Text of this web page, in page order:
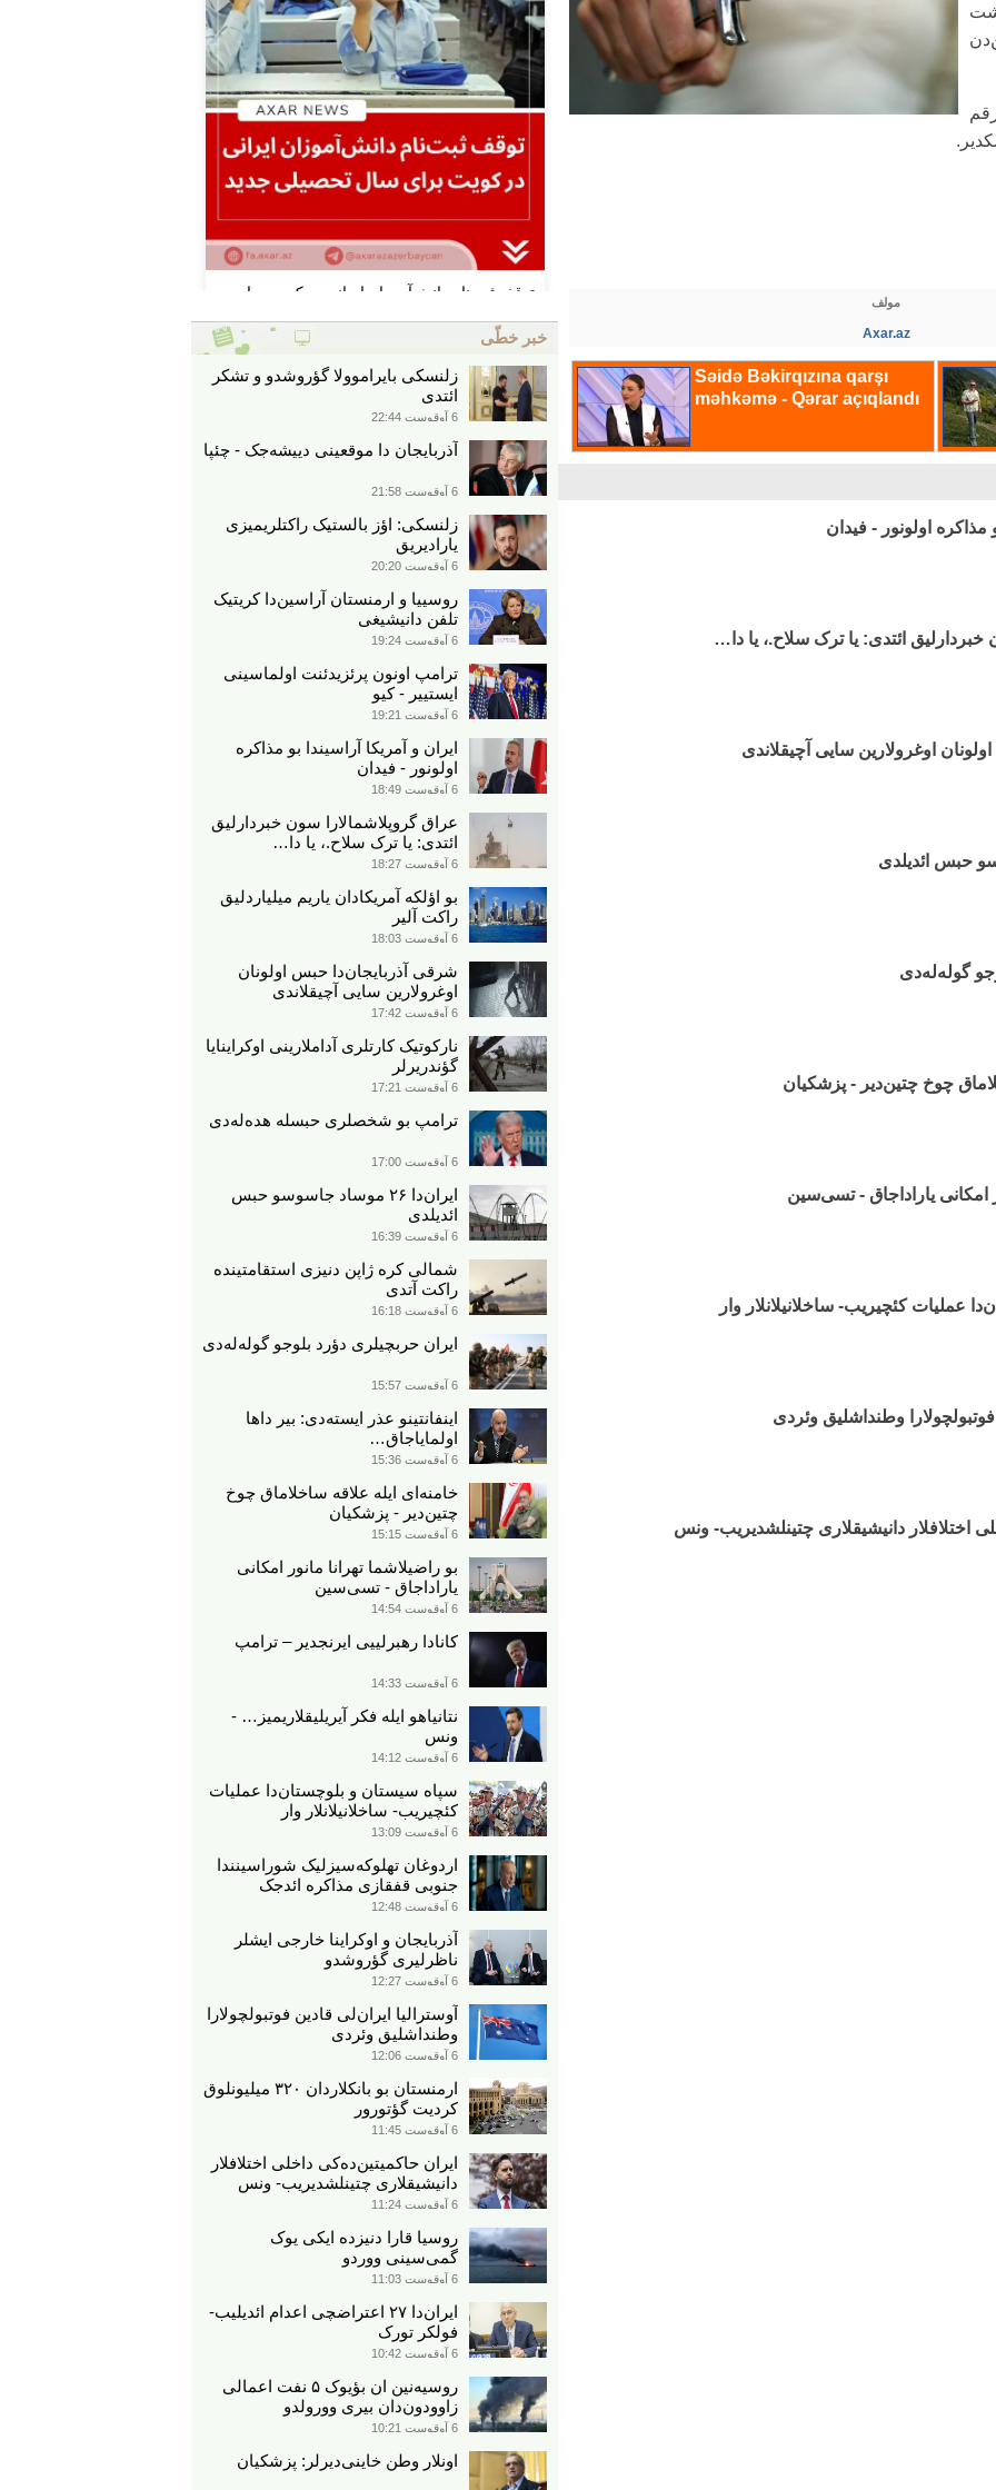
مولف
Axar.az
مذاکره اولونور - فیدان
ائتدی: یا ترک سلاح.، یا دا…
اوغرولارین سایی آچیقلاندی
گوله‌له‌دی
چوخ چتین‌دیر - پزشکیان
امکانی یاراداجاق - تسی‌سین
عملیات کئچیریب- ساخلانیلانلار وار
وطنداشلیق وئردی
اختلافلار دانیشیقلاری چتینلشدیریب- ونس
خبر خطّی
زلنسکی بایراموولا گؤروشدو و تشکر
ائتدی
6 آوقوست 22:44
آذربایجان دا موقعینی دییشه‌جک - چئپا
6 آوقوست 21:58
زلنسکی: اؤز بالستیک راکتلریمیزی
یارادیریق
6 آوقوست 20:20
روسییا و ارمنستان آراسین‌دا کریتیک
تلفن دانیشیغی
6 آوقوست 19:24
ترامپ اونون پرئزیدئنت اولماسینی
ایستییر - کیو
6 آوقوست 19:21
ایران و آمریکا آراسیندا بو مذاکره
اولونور - فیدان
6 آوقوست 18:49
عراق گروپلاشمالارا سون خبردارلیق
ائتدی: یا ترک سلاح.، یا دا…
6 آوقوست 18:27
بو اؤلکه آمریکادان یاریم میلیاردلیق
راکت آلیر
6 آوقوست 18:03
شرقی آذربایجان‌دا حبس اولونان
اوغرولارین سایی آچیقلاندی
6 آوقوست 17:42
نارکوتیک کارتلری آداملارینی اوکراینایا
گؤندریرلر
6 آوقوست 17:21
ترامپ بو شخصلری حبسله هده‌له‌دی
6 آوقوست 17:00
ایران‌دا ۲۶ موساد جاسوسو حبس
ائدیلدی
6 آوقوست 16:39
شمالی کره ژاپن دنیزی استقامتینده
راکت آتدی
6 آوقوست 16:18
ایران حربچیلری دؤرد بلوجو گوله‌له‌دی
6 آوقوست 15:57
اینفانتینو عذر ایسته‌دی: بیر داها
اولمایاجاق…
6 آوقوست 15:36
خامنه‌ای ایله علاقه ساخلاماق چوخ
چتین‌دیر - پزشکیان
6 آوقوست 15:15
بو راضیلاشما تهرانا مانور امکانی
یاراداجاق - تسی‌سین
6 آوقوست 14:54
کانادا رهبرلییی ایرنجدیر – ترامپ
6 آوقوست 14:33
نتانیاهو ایله فکر آیریلیقلاریمیز… -
ونس
6 آوقوست 14:12
سپاه سیستان و بلوچستان‌دا عملیات
کئچیریب- ساخلانیلانلار وار
6 آوقوست 13:09
اردوغان تهلوکه‌سیزلیک شوراسینندا
جنوبی قفقازی مذاکره ائد‌جک
6 آوقوست 12:48
آذربایجان و اوکراینا خارجی ایشلر
ناظرلیری گؤروشدو
6 آوقوست 12:27
آوسترالیا ایران‌لی قادین فوتبولچولارا
وطنداشلیق وئردی
6 آوقوست 12:06
ارمنستان بو بانکلاردان ۳۲۰ میلیونلوق
کردیت گؤتورور
6 آوقوست 11:45
ایران حاکمیتین‌ده‌کی داخلی اختلافلار
دانیشیقلاری چتینلشدیریب- ونس
6 آوقوست 11:24
روسیا قارا دنیزده ایکی یوک
گمی‌سینی ووردو
6 آوقوست 11:03
ایران‌دا ۲۷ اعتراضچی اعدام ائدیلیب-
فولکر تورک
6 آوقوست 10:42
روسیه‌نین ان بؤیوک ۵ نفت اعمالی
زاوودون‌دان بیری وورولدو
6 آوقوست 10:21
اونلار وطن خاینی‌دیرلر: پزشکیان